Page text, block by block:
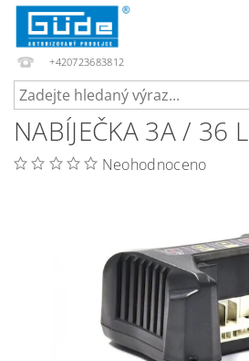
+420723683812
NABÍJEČKA 3A / 36 L
Neohodnoceno